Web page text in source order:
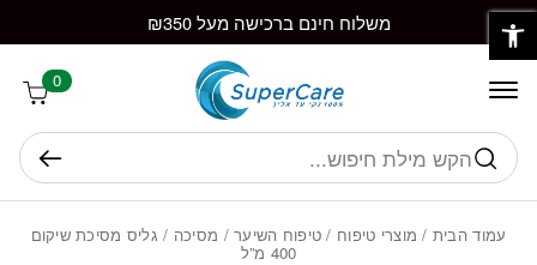
Skip to Content משלוח חינם ברכישה מעל ₪350
0
חיפוש
עמוד הבית / מוצרי טיפוח / טיפוח השיער/ מסיכה / גליס מסיכת שיקום
400 מ”ל
בחזרה למעלה
פתח סרגל נגישות